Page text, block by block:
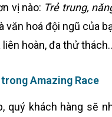
vị nào: Trẻ trung,
văn hoá đội ngũ của
hoàn, đa thử
Amazing Race
quý khách hàng sẽ